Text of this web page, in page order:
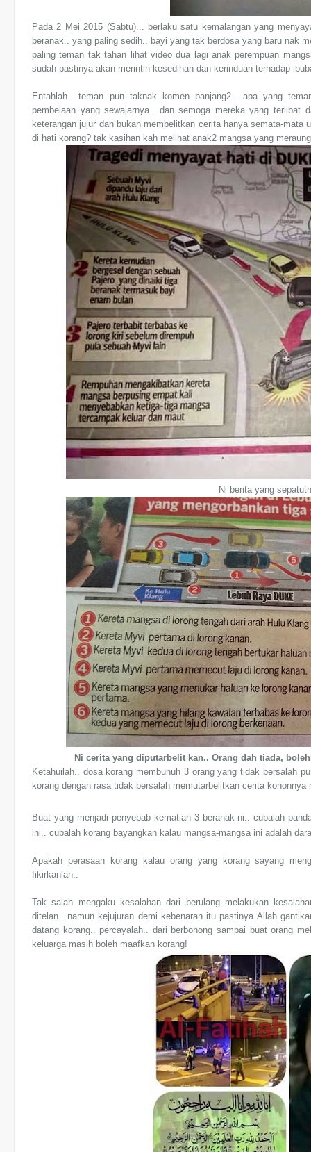
Pada 2 Mei 2015 (Sabtu)... berlaku satu kemalangan yang
beranak.. yang paling sedih.. bayi yang tak berdosa yang baru nak
paling teman tak tahan lihat video dua lagi anak perempuan
sudah pastinya akan merintih kesedihan dan kerinduan terhadap
Entahlah.. teman pun taknak komen panjang2.. apa yang
pembelaan yang sewajarnya.. dan semoga mereka yang terlibat
keterangan jujur dan bukan membelitkan cerita hanya semata-
di hati korang? tak kasihan kah melihat anak2 mangsa yang
Ni berita yang
Ni cerita yang diputarbelit kan.. Orang dah tiada,
Ketahuilah.. dosa korang membunuh 3 orang yang tidak bersalah
korang dengan rasa tidak bersalah memutarbelitkan cerita
Buat yang menjadi penyebab kematian 3 beranak ni.. cubalah
ini.. cubalah korang bayangkan kalau mangsa-mangsa ini adalah
Apakah perasaan korang kalau orang yang korang sayang
fikirkanlah..
Tak salah mengaku kesalahan dari berulang melakukan
ditelan.. namun kejujuran demi kebenaran itu pastinya Allah
datang korang.. percayalah.. dari berbohong sampai buat orang
keluarga masih boleh maafkan korang!